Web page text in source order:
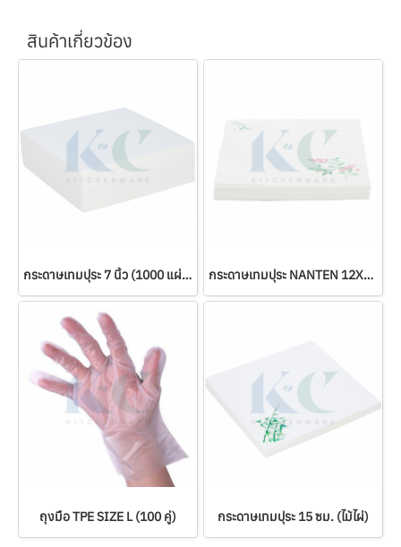
สินค้าเกี่ยวข้อง
กระดาษเทมปุระ 7 นิ้ว (1000 แผ่น) กระดาษเทมปุระ NANTEN 12X12 ซม.
ถุงมือ TPE SIZE L (100 คู่) กระดาษเทมปุระ 15 ซม. (ไม้ไผ่)